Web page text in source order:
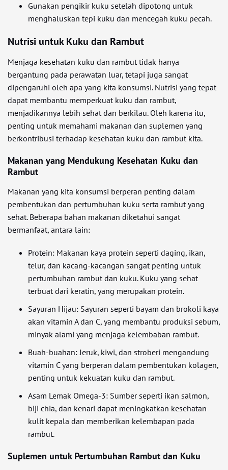
Gunakan pengikir kuku setelah dipotong untuk
menghaluskan tepi kuku dan mencegah kuku pecah.
Nutrisi untuk Kuku dan Rambut
Menjaga kesehatan kuku dan rambut tidak hanya
bergantung pada perawatan luar, tetapi juga sangat
dipengaruhi oleh apa yang kita konsumsi. Nutrisi yang tepat
dapat membantu memperkuat kuku dan rambut,
menjadikannya lebih sehat dan berkilau. Oleh karena itu,
penting untuk memahami makanan dan suplemen yang
berkontribusi terhadap kesehatan kuku dan rambut kita.
Makanan yang Mendukung Kesehatan Kuku dan
Rambut
Makanan yang kita konsumsi berperan penting dalam
pembentukan dan pertumbuhan kuku serta rambut yang
sehat. Beberapa bahan makanan diketahui sangat
bermanfaat, antara lain:
Protein: Makanan kaya protein seperti daging, ikan,
telur, dan kacang-kacangan sangat penting untuk
pertumbuhan rambut dan kuku. Kuku yang sehat
terbuat dari keratin, yang merupakan protein.
Sayuran Hijau: Sayuran seperti bayam dan brokoli kaya
akan vitamin A dan C, yang membantu produksi sebum,
minyak alami yang menjaga kelembaban rambut.
Buah-buahan: Jeruk, kiwi, dan stroberi mengandung
vitamin C yang berperan dalam pembentukan kolagen,
penting untuk kekuatan kuku dan rambut.
Asam Lemak Omega-3: Sumber seperti ikan salmon,
biji chia, dan kenari dapat meningkatkan kesehatan
kulit kepala dan memberikan kelembapan pada
rambut.
Suplemen untuk Pertumbuhan Rambut dan Kuku